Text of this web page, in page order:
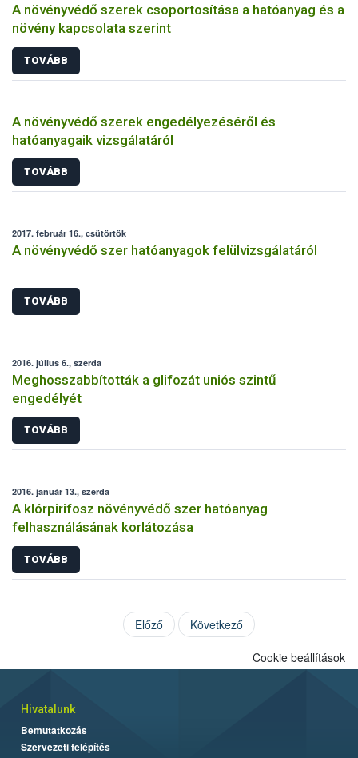
A növényvédő szerek csoportosítása a hatóanyag és a
növény kapcsolata szerint
TOVÁBB
A növényvédő szerek engedélyezéséről és
hatóanyagaik vizsgálatáról
TOVÁBB
2017. február 16., csütörtök
A növényvédő szer hatóanyagok felülvizsgálatáról
TOVÁBB
2016. július 6., szerda
Meghosszabbították a glifozát uniós szintű
engedélyét
TOVÁBB
2016. január 13., szerda
A klórpirifosz növényvédő szer hatóanyag
felhasználásának korlátozása
TOVÁBB
Előző Következő
Cookie beállítások
Hivatalunk
Bemutatkozás
Szervezeti felépítés